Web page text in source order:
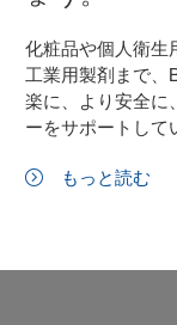
化粧品や個人衛生
工業用製剤まで、
楽に、より安全に
ーをサポートして
もっと読む